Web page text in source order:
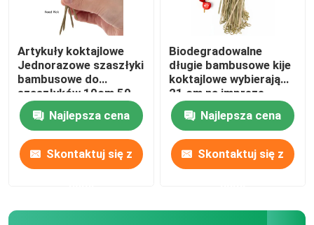
Artykuły koktajlowe
Jednorazowe szaszłyki
bambusowe do
szaszłyków 10cm 50
sztuk
Najlepsza cena
Skontaktuj się z
Biodegradowalne
długie bambusowe kije
koktajlowe wybierają
21 cm na imprezę
Najlepsza cena
Skontaktuj się z